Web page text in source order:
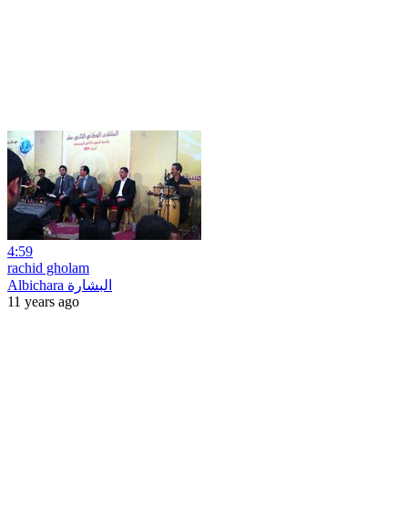
4:59
rachid gholam
Albichara البشارة
11 years ago